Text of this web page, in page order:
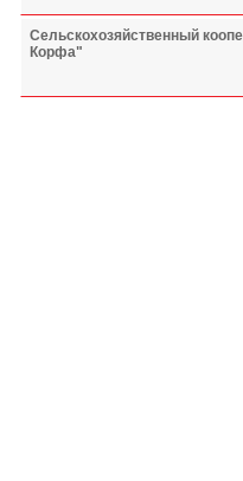
Сельскохозяйственный
Корфа"